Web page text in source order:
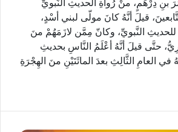
بنِ دِرْهَمٍ، منْ رُواةِ الحديثِ النَّبويِّ
قيلَ أنَّهُ كانَ مولّى لبني أسْدٍ،
النَّبويِّ، وكانّ مِمَّن لازَمَهُمْ منَ
حتَّى قيلَ أنَّهُ أعْلَمُ النَّاسِ بحديثِ
العامِ الثَّالِثِ بعدَ المائَتَيْنِ منَ الهِجْرَةِ